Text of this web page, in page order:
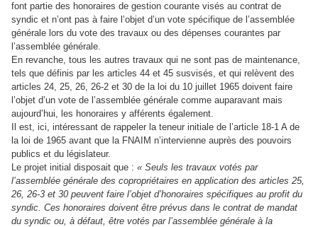
font partie des honoraires de gestion courante visés au contrat de
syndic et n’ont pas à faire l’objet d’un vote spécifique de l’assemblée
générale lors du vote des travaux ou des dépenses courantes par
l’assemblée générale.
En revanche, tous les autres travaux qui ne sont pas de maintenance,
tels que définis par les articles 44 et 45 susvisés, et qui relèvent des
articles 24, 25, 26, 26-2 et 30 de la loi du 10 juillet 1965 doivent faire
l’objet d’un vote de l’assemblée générale comme auparavant mais
aujourd’hui, les honoraires y afférents également.
Il est, ici, intéressant de rappeler la teneur initiale de l’article 18-1 A de
la loi de 1965 avant que la FNAIM n’intervienne auprès des pouvoirs
publics et du législateur.
Le projet initial disposait que : « Seuls les travaux votés par
l’assemblée générale des copropriétaires en application des articles 25,
26, 26-3 et 30 peuvent faire l’objet d’honoraires spécifiques au profit du
syndic. Ces honoraires doivent être prévus dans le contrat de mandat
du syndic ou, à défaut, être votés par l’assemblée générale à la